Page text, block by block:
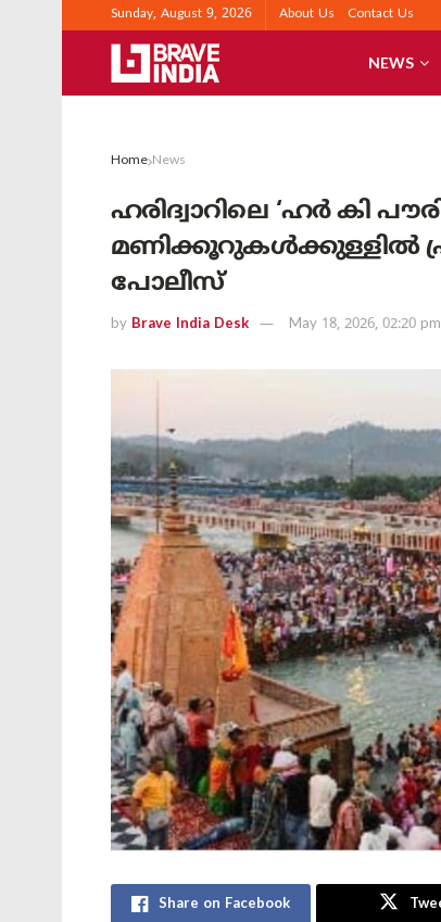
Sunday, August 9, 2026 About Us Contact Us
NEWS
Home News
ഹരിദ്വാറിലെ ‘ഹർ കി
മണിക്കൂറുകൾക്കുള്ളിൽ
പോലീസ്
by Brave India Desk May 18, 2026, 02:20 pm
Share on Facebook